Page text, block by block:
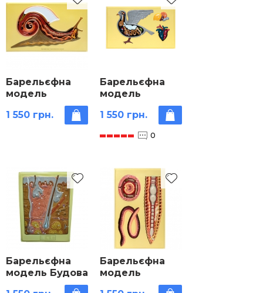
Барельєфна
модель
«Внутрішня
будова
1 550 грн.
Барельєфна
модель
«Внутрішня
будова
голуба»
1 550 грн.
0
Барельєфна
модель Будова
шкіри людини
Барельєфна
модель
«Внутрішня